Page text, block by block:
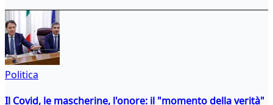
Politica
Il Covid, le mascherine, l'onore: il "momento della verità"